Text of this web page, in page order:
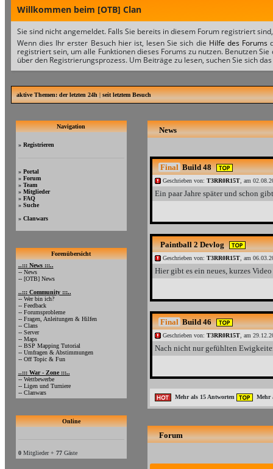
Willkommen beim [OTB] Clan
Sie sind nicht angemeldet. Falls Sie bereits in diesem Forum registriert
Wenn dies Ihr erster Besuch hier ist, lesen Sie sich die Hilfe des Forums
registriert sein, um alle Funktionen dieses Forums zu nutzen. Benutzen
über den Registrierungsprozess. Um Beiträge zu lesen, suchen Sie sich
aktive Themen:der letzten 24h|seit letztem Besuch
Navigation
» Registrieren
» Portal
» Forum
» Team
» Mitglieder
» FAQ
» Suche
» Clanwars
Forenübersicht
..::: News :::..
-- News
-- [OTB] News
..::: Community :::..
-- Wer bin ich?
-- Feedback
-- Forumsprobleme
-- Fragen, Anleitungen & Hilfen
-- Clans
-- Server
-- Maps
-- BSP Mapping Tutorial
-- Umfragen & Abstimmungen
-- Off Topic & Fun
..::: War - Zone :::..
-- Wettbewerbe
-- Ligen und Turniere
-- Clanwars
Online
0Mitglieder + 77Gäste
News
Final Build 48
Geschrieben von: T3RR0R15T, am
Ein paar Jahre später und schon
Paintball 2 Devlog
Geschrieben von: T3RR0R15T, am
Hier gibt es ein neues, kurzes
Final Build 46
Geschrieben von: T3RR0R15T, am
Nach nicht nur gefühlten
Mehr als 15 Antworten Mehr
Forum